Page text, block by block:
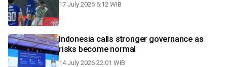
17 July 2026 6:12 WIB
Indonesia calls stronger governance as
risks become normal
14 July 2026 22:01 WIB